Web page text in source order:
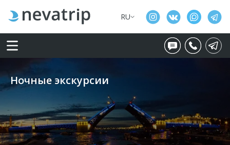
RU
Ночные экскурсии